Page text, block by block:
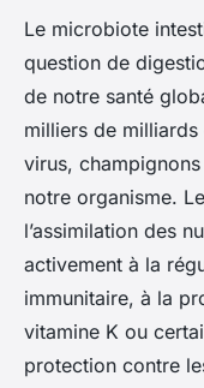
Le microbiote
question de
de notre santé
milliers de
virus,
notre organisme.
l’assimilation des
activement à la
immunitaire, à la
vitamine K ou
protection contre